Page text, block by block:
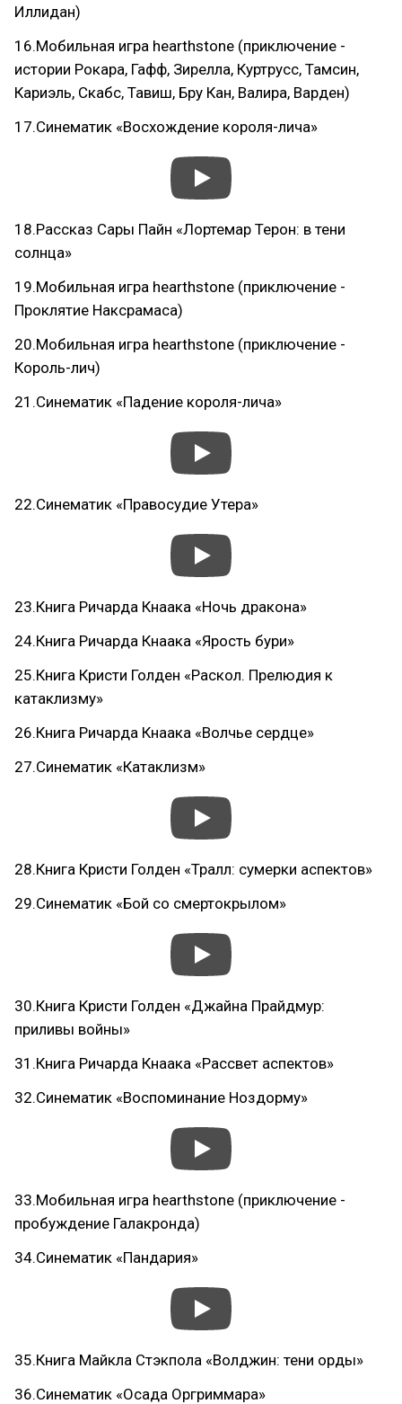
Иллидан)
16.Мобильная игра hearthstone (приключение -
истории Рокара, Гафф, Зирелла, Куртрусс, Тамсин,
Кариэль, Скабс, Тавиш, Бру Кан, Валира, Варден)
17.Синематик «Восхождение короля-лича»
18.Рассказ Сары Пайн «Лортемар Терон: в тени
солнца»
19.Мобильная игра hearthstone (приключение -
Проклятие Наксрамаса)
20.Мобильная игра hearthstone (приключение -
Король-лич)
21.Синематик «Падение короля-лича»
22.Синематик «Правосудие Утера»
23.Книга Ричарда Кнаака «Ночь дракона»
24.Книга Ричарда Кнаака «Ярость бури»
25.Книга Кристи Голден «Раскол. Прелюдия к
катаклизму»
26.Книга Ричарда Кнаака «Волчье сердце»
27.Синематик «Катаклизм»
28.Книга Кристи Голден «Тралл: сумерки аспектов»
29.Синематик «Бой со смертокрылом»
30.Книга Кристи Голден «Джайна Прайдмур:
приливы войны»
31.Книга Ричарда Кнаака «Рассвет аспектов»
32.Синематик «Воспоминание Ноздорму»
33.Мобильная игра hearthstone (приключение -
пробуждение Галакронда)
34.Синематик «Пандария»
35.Книга Майкла Стэкпола «Волджин: тени орды»
36.Синематик «Осада Оргриммара»